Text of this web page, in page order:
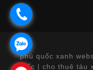
phú quốc xanh
quốc | cho thuê tàu
.
.